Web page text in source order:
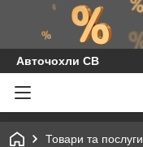
Авточохли СВ
Товари та послуги